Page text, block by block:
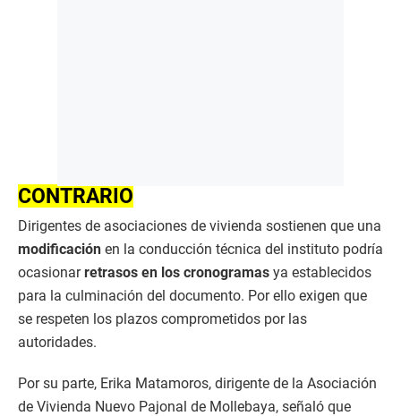
CONTRARIO
Dirigentes de asociaciones de vivienda sostienen que una
modificación en la conducción técnica del instituto podría
ocasionarretrasos en los cronogramas ya establecidos
para la culminación del documento. Por ello exigen que
se respeten los plazos comprometidos por las
autoridades.
Por su parte, Erika Matamoros, dirigente de la Asociación
de Vivienda Nuevo Pajonal de Mollebaya, señaló que